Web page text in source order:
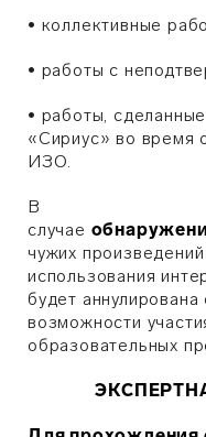
• коллективные
• работы с
• ​работы,
«Сириус» во время
ИЗО.
В
случае
чужих
использования
будет
возможности
образовательных